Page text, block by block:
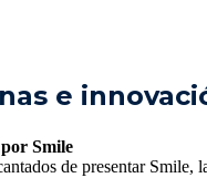
e
Smile
de presentar